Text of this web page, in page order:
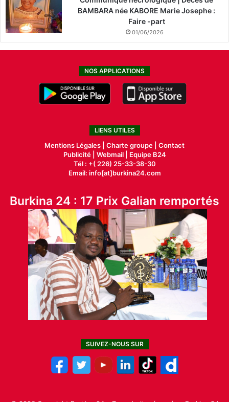
BAMBARA née KABORE Marie Josephe :
Faire -part
01/06/2026
NOS APPLICATIONS
LIENS UTILES
Mentions Légales | Charte groupe | Contact
Publicité| Webmail |
Equipe B24
Tél : +( 226) 25-33-38-30
Email: info[at]burkina24.com
Burkina 24 : 17 Prix Galian remportés
SUIVEZ-NOUS SUR